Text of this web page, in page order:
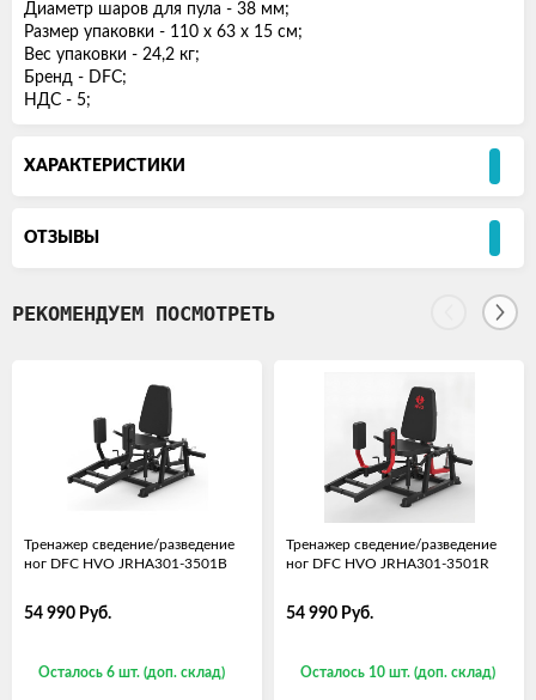
Диаметр шаров для пула - 38 мм;
Размер упаковки - 110 х 63 х 15 см;
Вес упаковки - 24,2 кг;
Бренд - DFC;
НДС - 5;
ХАРАКТЕРИСТИКИ
ОТЗЫВЫ
РЕКОМЕНДУЕМ ПОСМОТРЕТЬ
Тренажер сведение/разведение
ног DFC HVO JRHA301-3501B
54 990 Руб.
Осталось 6 шт. (доп. склад)
Тренажер сведение/разведение
ног DFC HVO JRHA301-3501R
54 990 Руб.
Осталось 10 шт. (доп. склад)